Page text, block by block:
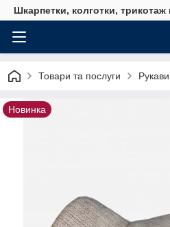
Шкарпетки, колготки,
Товари та послуги
Новинка